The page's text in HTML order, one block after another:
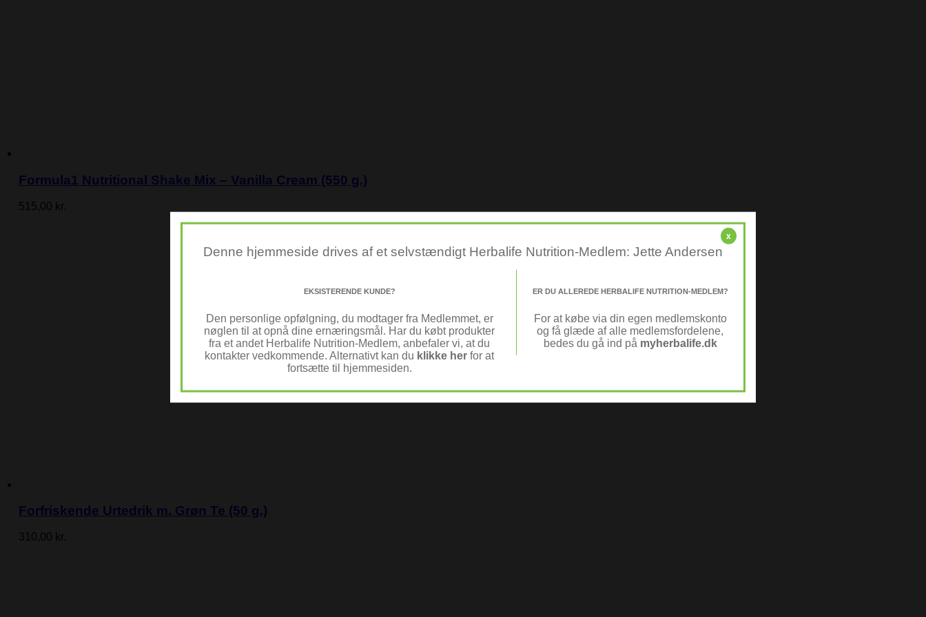
Formula1 Nutritional Shake Mix – Vanilla Cream (550 g.)
515,00 kr.
Forfriskende Urtedrik m. Grøn Te (50 g.)
310,00 kr.
x
Denne hjemmeside drives af et selvstændigt Herbalife Nutrition-Medlem: Jette Andersen
EKSISTERENDE KUNDE?
Den personlige opfølgning, du modtager fra Medlemmet, er
nøglen til at opnå dine ernæringsmål. Har du købt produkter
fra et andet Herbalife Nutrition-Medlem, anbefaler vi, at du
kontakter vedkommende. Alternativt kan du klikke her for at
fortsætte til hjemmesiden.
ER DU ALLEREDE HERBALIFE NUTRITION-MEDLEM?
For at købe via din egen medlemskonto
og få glæde af alle medlemsfordelene,
bedes du gå ind på myherbalife.dk